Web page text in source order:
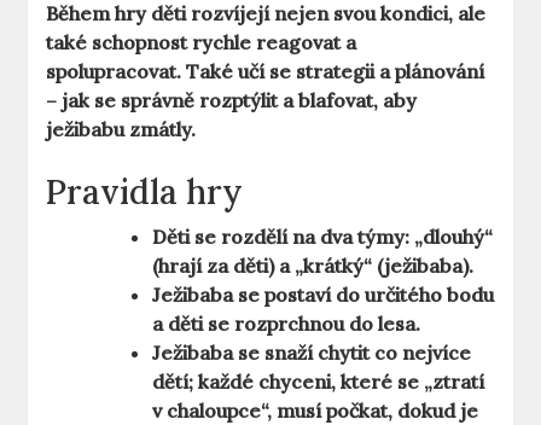
Během hry děti rozvíjejí nejen svou kondici, ale
také schopnost rychle reagovat a
spolupracovat. Také učí se strategii a plánování
– jak se správně rozptýlit a blafovat, aby
ježibabu zmátly.
Pravidla hry
Děti se rozdělí na dva týmy: „dlouhý“
(hrají za děti) a „krátký“ (ježibaba).
Ježibaba se postaví do určitého bodu
a děti se rozprchnou do lesa.
Ježibaba se snaží chytit co nejvíce
dětí; každé chyceni, které se „ztratí
v chaloupce“, musí počkat, dokud je